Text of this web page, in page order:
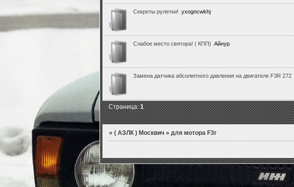
Секреты рулетки! yxogncwkhj
Слабое место святора! ( КПП) Айнур
Замена датчика абсолютного давления на двигателе F3R 272
Страница:1
»( АЗЛК ) Москвич »для мотора F3r